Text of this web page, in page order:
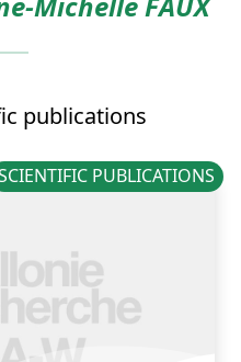
publications
PUBLICATIONS